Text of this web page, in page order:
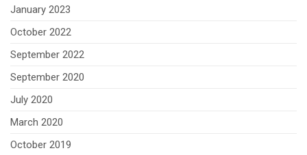
January 2023
October 2022
September 2022
September 2020
July 2020
March 2020
October 2019